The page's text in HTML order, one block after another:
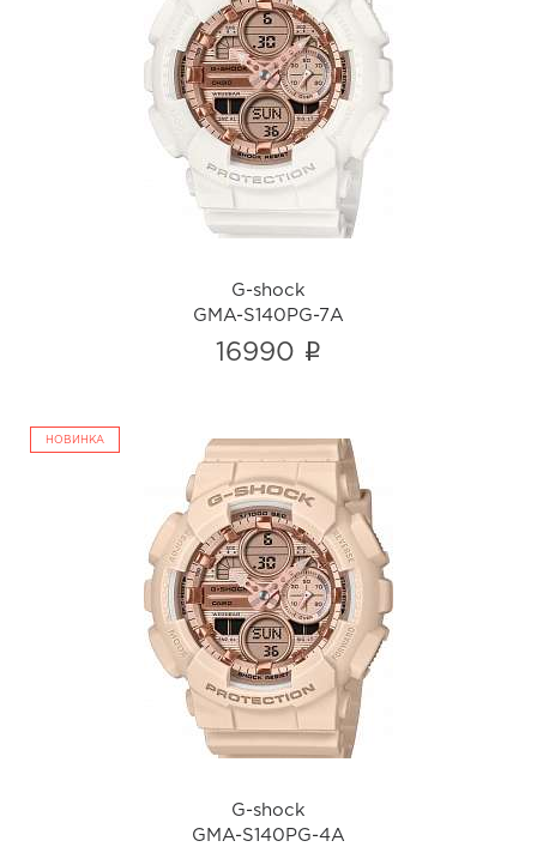
G-shock
GMA-S140PG-7A
i
G-shock
GMA-S140PG-7A
16990 i
НОВИНКА
G-shock
GMA-S140PG-4A
i
G-shock
GMA-S140PG-4A